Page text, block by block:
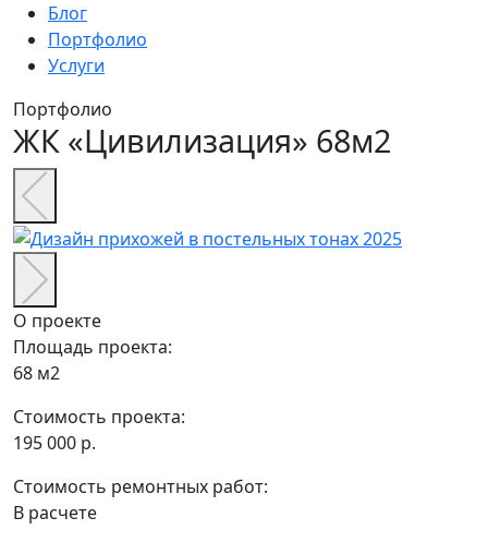
Блог
Портфолио
Услуги
Портфолио
ЖК «Цивилизация» 68м2
О проекте
Площадь проекта:
68 м2
Стоимость проекта:
195 000 р.
Стоимость ремонтных работ:
В расчете